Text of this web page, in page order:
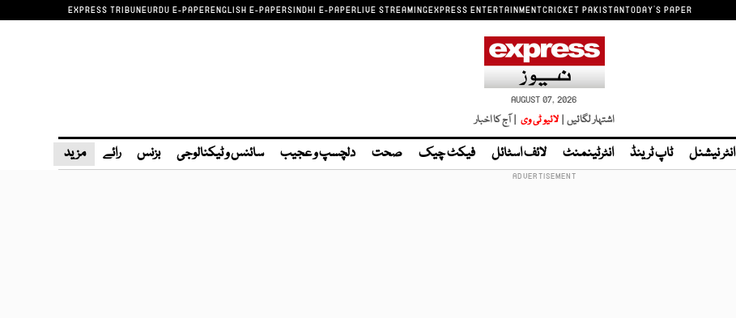
EXPRESS TRIBUNEURDU E-PAPERENGLISH E-PAPERSINDHI E-PAPERLIVE STREAMINGEXPRESS ENTERTAINMENTCRICKET PAKISTANTODAY'S PAPER
AUGUST 07, 2026
اشتہار لگائیں | لائیو ٹی وی | آج کا اخبار
انٹر نیشنل ٹاپ ٹرینڈ انٹرٹینمنٹ لائف اسٹائل فیکٹ چیک صحت دلچسپ و عجیب سائنس و ٹیکنالوجی بزنس رائے مزید